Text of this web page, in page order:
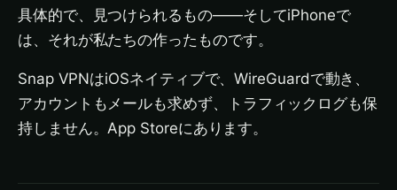
具体的で、見つけられるもの——そしてiPhoneで
は、それが私たちの作ったものです。
Snap VPNはiOSネイティブで、WireGuardで動き、
アカウントもメールも求めず、トラフィックログも保
持しません。App Storeにあります。